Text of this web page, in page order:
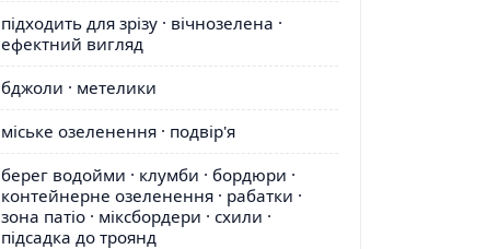
підходить для зрізу · вічнозелена ·
ефектний вигляд
бджоли · метелики
міське озеленення · подвір'я
берег водойми · клумби · бордюри ·
контейнерне озеленення · рабатки ·
зона патіо · міксбордери · схили ·
підсадка до троянд